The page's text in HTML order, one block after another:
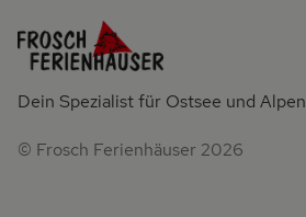
Dein Spezialist für Ostsee und Alpen
© Frosch Ferienhäuser 2026